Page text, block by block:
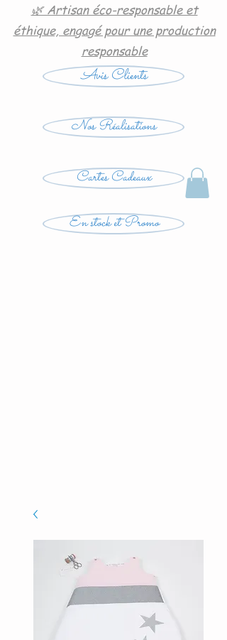
🌿 Artisan éco-responsable et
éthique, engagé pour une production
responsable
Avis Clients
Nos Réalisations
Cartes Cadeaux
En stock et Promo